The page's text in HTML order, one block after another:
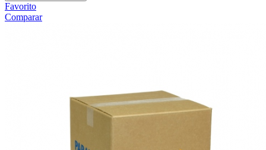
Favorito
Comparar